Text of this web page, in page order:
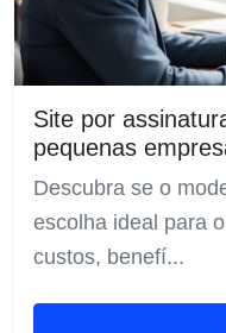
Site por
pequenas
Descubra se o
escolha ideal para
custos, benefí...